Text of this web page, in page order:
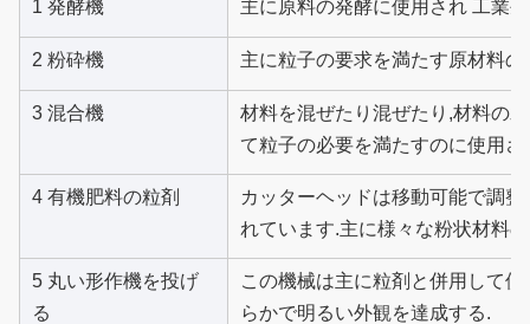
1 発酵機 主に原料の発酵に使用され 工業
2 粉砕機 主に粒子の要求を満たす原材料
3 混合機
材料を混ぜたり混ぜたり,材料の
て粒子の必要を満たすのに使用さ
4 有機肥料の粒剤
カッターヘッドは移動可能で調
れています.主に様々な粉状材料
5 丸い形作機を投げ
る
この機械は主に粒剤と併用して
らかで明るい外観を達成する.